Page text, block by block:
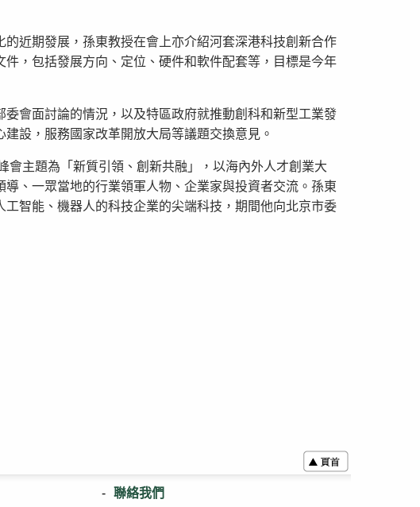
近期發展，孫東教授在會上亦介紹河套深港科技創新合作
，包括發展方向、定位、硬件和軟件配套等，目標是今年
會面討論的情況，以及特區政府就推動創科和新型工業發
設，服務國家改革開放大局等議題交換意見。
主題為「新質引領、創新共融」，以海內外人才創業大
、一眾當地的行業領軍人物、企業家與投資者交流。孫東
智能、機器人的科技企業的尖端科技，期間他向北京市委
聯絡我們